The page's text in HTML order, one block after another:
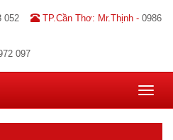
052 TP.Cần Thơ: Mr.Thịnh - 0986
097
Toggle